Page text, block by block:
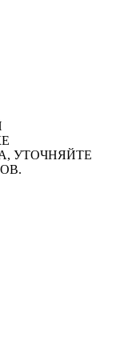
УТОЧНЯЙТЕ